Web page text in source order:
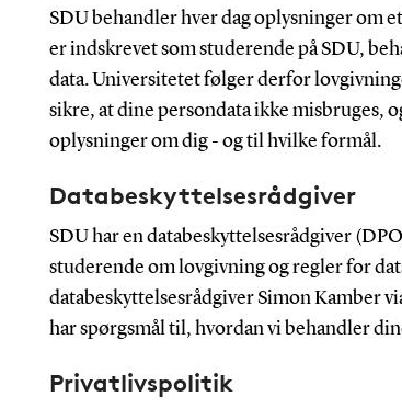
SDU behandler hver dag oplysninger om
er indskrevet som studerende på SDU,
data. Universitetet følger derfor
sikre, at dine persondata ikke misbruges,
oplysninger om dig - og til hvilke formål.
Databeskyttelsesrådgiver
SDU har en databeskyttelsesrådgiver
studerende om lovgivning og regler for
databeskyttelsesrådgiver Simon Kamber
har spørgsmål til, hvordan vi behandler
Privatlivspolitik